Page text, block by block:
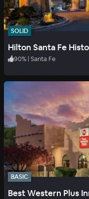
SOLID
Hilton Santa Fe
90% | Santa Fe
BASIC
Best Western Plus